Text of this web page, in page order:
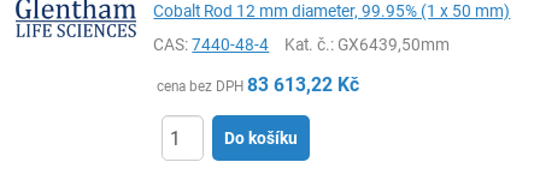
Cobalt Rod 12 mm diameter, 99.95% (1 x 50 mm)
CAS:7440-48-4 Kat. č.: GX6439,50mm
cena bez DPH 83 613,22 Kč
Do košíku